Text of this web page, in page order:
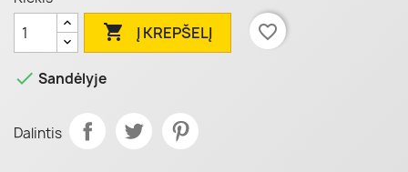
 Į KREPŠELĮ favorite_border
 Sandėlyje
Dalintis